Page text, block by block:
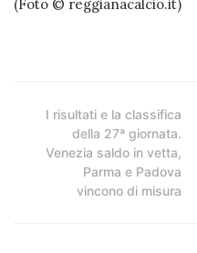
(Foto © reggianacalcio.it)
I risultati e la classifica
della 27ª giornata.
Venezia saldo in vetta,
Parma e Padova
vincono di misura